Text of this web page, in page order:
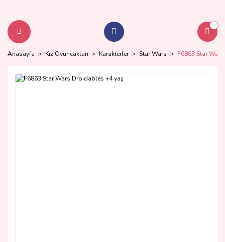
Anasayfa Kız Oyuncakları Karakterler Star Wars F6863 Star